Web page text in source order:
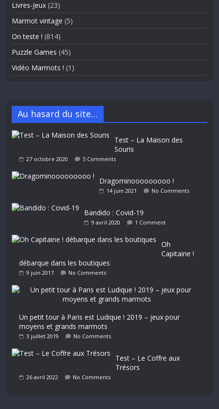
Livres-Jeux (23)
Marmot vintage (5)
On teste ! (814)
Puzzle Games (45)
Vidéo Marmots ! (1)
Au hasard du site…
Test – La Maison des
Souris
27 octobre 2020 5 Comments
Dragominooooooooo !
14 juin 2021 No Comments
Bandido : Covid-19
9 avril 2020 1 Comment
Oh
Capitaine !
débarque dans les boutiques
9 juin 2017 No Comments
Un petit tour à Paris est Ludique ! 2019 – jeux pour
moyens et grands marmots
3 juillet 2019 No Comments
Test – Le Coffre aux
Trésors
26 avril 2022 No Comments